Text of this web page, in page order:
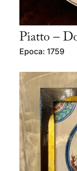
Piatto –
Epoca: 1759